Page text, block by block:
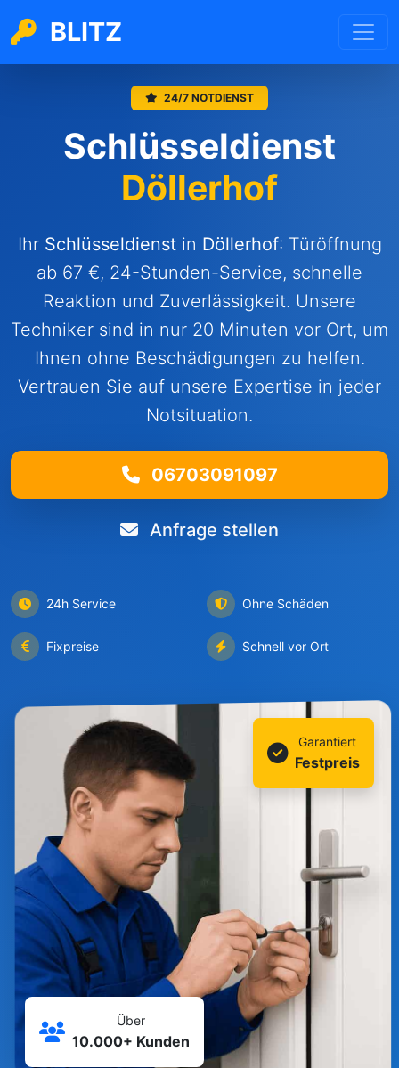
BLITZ
24/7 NOTDIENST
Schlüsseldienst
Döllerhof
Ihr Schlüsseldienstin Döllerhof: Türöffnung
ab 67 €, 24-Stunden-Service, schnelle
Reaktion und Zuverlässigkeit. Unsere
Techniker sind in nur 20 Minuten vor Ort, um
Ihnen ohne Beschädigungen zu helfen.
Vertrauen Sie auf unsere Expertise in jeder
Notsituation.
06703091097
Anfrage stellen
24h Service Ohne Schäden
Fixpreise Schnell vor Ort
Garantiert
Festpreis
Über
10.000+ Kunden